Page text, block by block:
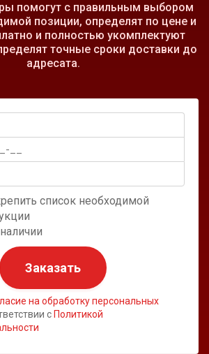
помогут с правильным выбором
позиции, определят по цене и
и полностью укомплектуют
точные сроки доставки до
адресата.
список необходимой
Заказать
на обработку персональных
с Политикой